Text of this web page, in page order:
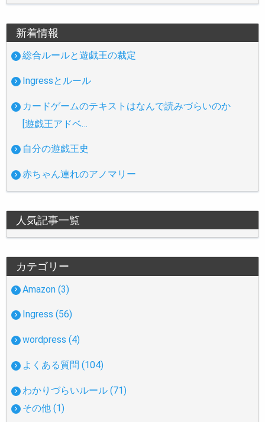
新着情報
総合ルールと遊戯王の裁定
Ingressとルール
カードゲームのテキストはなんで読みづらいのか
[遊戯王アドベ…
自分の遊戯王史
赤ちゃん連れのアノマリー
人気記事一覧
カテゴリー
Amazon (3)
Ingress (56)
wordpress (4)
よくある質問 (104)
わかりづらいルール (71)
その他 (1)